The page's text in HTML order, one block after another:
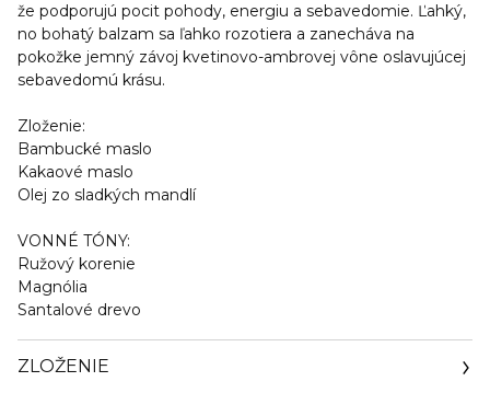
že podporujú pocit pohody, energiu a sebavedomie. Ľahký,
no bohatý balzam sa ľahko rozotiera a zanecháva na
pokožke jemný závoj kvetinovo-ambrovej vône oslavujúcej
sebavedomú krásu.
Zloženie:
Bambucké maslo
Kakaové maslo
Olej zo sladkých mandlí
VONNÉ TÓNY:
Ružový korenie
Magnólia
Santalové drevo
ZLOŽENIE